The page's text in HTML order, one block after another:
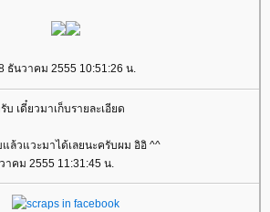
ธันวาคม 2555 10:51:26 น.
เดี๋ยวมาเก็บรายละเอียด
วแวะมาได้เลยนะครับผม อิอิ ^^
าคม 2555 11:31:45 น.